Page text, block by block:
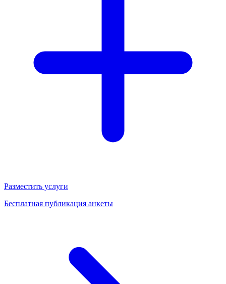
Разместить услуги
Бесплатная публикация анкеты